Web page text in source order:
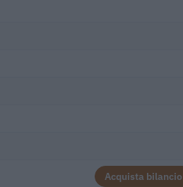
Acquista bilancio